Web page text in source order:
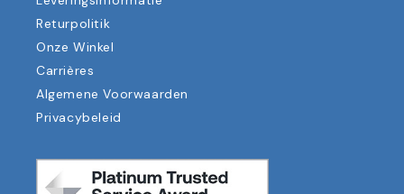
Returpolitik
Onze Winkel
Carrières
Algemene Voorwaarden
Privacybeleid